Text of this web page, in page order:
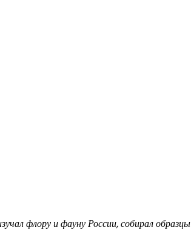
флору и фауну России, собирал образцы